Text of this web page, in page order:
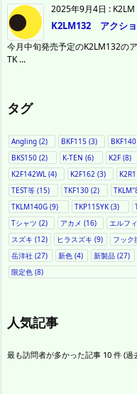
2025年9月4日 : K2LM
K2LM132 アクシ
今月中旬発売予定のK2LM132の
TK ...
タグ
Angling (2) BKF115 (3) BKF140
BKS150 (2) K-TEN (6) K2F(8)
K2F142WL (4) K2F162 (3)
TEST等 (15) TKF130(2)
TKLM140G (9) TKP115YK(3)
Tシャツ (2) アカメ (16) エルフ
スズキ (12) ヒラスズキ (9) フック
岳洋社 (27) 新色 (4) 新製品 (27)
限定色 (8)
人気記事
最も訪問者が多かった記事 10 件 (過